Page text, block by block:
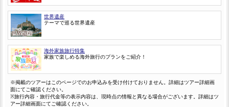
世界遺産
テーマで巡る世界遺産
海外家族旅行特集
家族で楽しめる海外旅行のプランをご紹介！
※掲載のツアーはこのページでのお申込みを受け付けておりません。詳細はツアー詳細画
面にてご確認ください。
※旅行内容・旅行代金等の表示内容は、現時点の情報と異なる場合がございます。詳細はツ
アー詳細画面にてご確認ください。